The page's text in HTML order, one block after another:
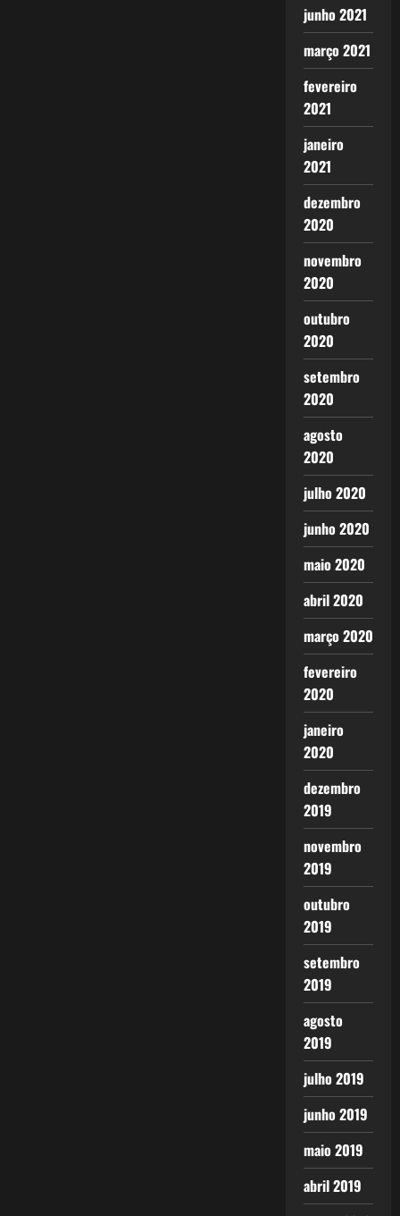
junho 2021
março 2021
fevereiro
2021
janeiro
2021
dezembro
2020
novembro
2020
outubro
2020
setembro
2020
agosto
2020
julho 2020
junho 2020
maio 2020
abril 2020
março 2020
fevereiro
2020
janeiro
2020
dezembro
2019
novembro
2019
outubro
2019
setembro
2019
agosto
2019
julho 2019
junho 2019
maio 2019
abril 2019